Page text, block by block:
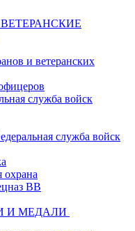
и ветеранских
служба войск
служба войск
охрана
ВВ
И МЕДАЛИ